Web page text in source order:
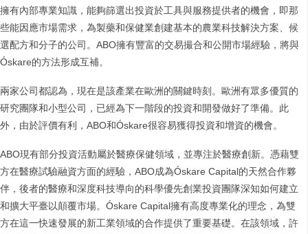
擁有內部專業知識，能夠篩選出投資於工具與服務提供者的機會，即那
些能因應市場需求，為製藥和保健業創建基本的農業科技解決方案、候
選配方和分子的公司。ABO擁有豐富的交易撮合和公開市場經驗，將與
Óskare的方法形成互補。
兩家公司都認為，現在是該產業在歐洲的關鍵時刻。歐洲有眾多優質的
研究團隊和小型公司，已經為下一階段的投資和開發做好了準備。此
外，由於評價有利，ABO和Óskare很容易獲得投資和增資的機會。
ABO現有部分投資活動屬於醫療保健領域，並專注於醫療創新。憑藉雙
方在醫療試驗融資方面的經驗，ABO成為Óskare Capital的天然合作夥
伴，後者的醫療和深度科技導向的科學優先創業投資團隊深知如何建立
和擴大平臺以顛覆市場。Óskare Capital擁有高度專業化的理念，為雙
方在這一快速發展的新工業領域的合作提供了重要基礎。在該領域，許